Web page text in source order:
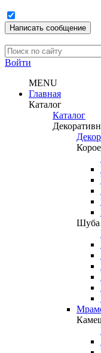
Написать сообщение
Войти
MENU
Главная
Каталог
Каталог
Шуба